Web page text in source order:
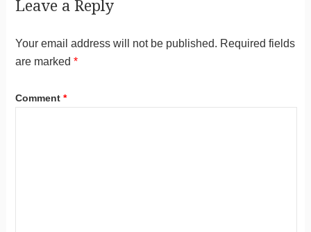
Leave a Reply
Your email address will not be published. Required fields
are marked *
Comment *